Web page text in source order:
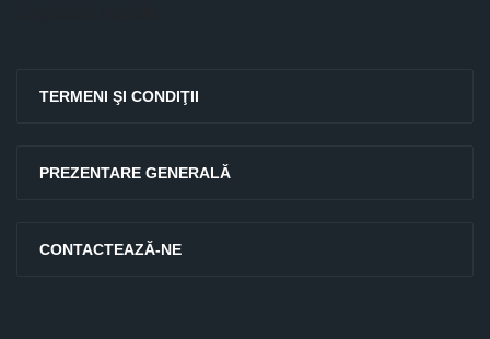
TERMENI ŞI CONDIŢII
PREZENTARE GENERALĂ
CONTACTEAZĂ-NE